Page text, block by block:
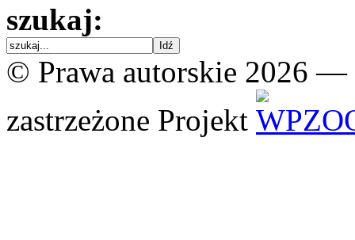
szukaj:
© Prawa autorskie 2026 —
zastrzeżone Projekt